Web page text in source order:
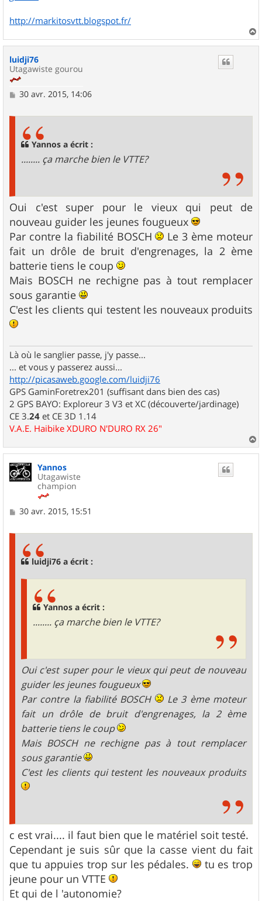
http://markitosvtt.blogspot.fr/
a
luidji76
Utagawiste gourou
M
30 avr. 2015, 14:06
Yannos a écrit :
........ ça marche bien le VTTE?
Oui c'est super pour le vieux qui peut de
nouveau guider les jeunes fougueux
Par contre la fiabilité BOSCH
Le 3 ème moteur
fait un drôle de bruit d'engrenages, la 2 ème
batterie tiens le coup
Mais BOSCH ne rechigne pas à tout remplacer
sous garantie
C'est les clients qui testent les nouveaux produits
Là où le sanglier passe, j'y passe...
... et vous y passerez aussi...
http://picasaweb.google.com/luidji76
GPS GaminForetrex201 (suffisant dans bien des cas)
2 GPS BAYO: Exploreur 3 V3 et XC (découverte/jardinage)
CE 3.24 et CE 3D 1.14
V.A.E. Haibike XDURO N'DURO RX 26"
a
u
Yannos
Utagawiste
champion
M
30 avr. 2015, 15:51
luidji76 a écrit :
Yannos a écrit :
........ ça marche bien le VTTE?
Oui c'est super pour le vieux qui peut de nouveau
guider les jeunes fougueux
Par contre la fiabilité BOSCH
Le 3 ème moteur
fait un drôle de bruit d'engrenages, la 2 ème
batterie tiens le coup
Mais BOSCH ne rechigne pas à tout remplacer
sous garantie
C'est les clients qui testent les nouveaux produits
c est vrai.... il faut bien que le matériel soit testé.
Cependant je suis sûr que la casse vient du fait
que tu appuies trop sur les pédales.
tu es trop
jeune pour un VTTE
Et qui de l 'autonomie?